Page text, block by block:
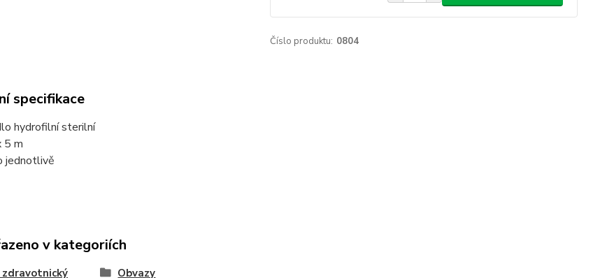
Číslo produktu: 0804
specifikace
hydrofilní sterilní
5 m
jednotlivě
v kategoriích
Obvazy